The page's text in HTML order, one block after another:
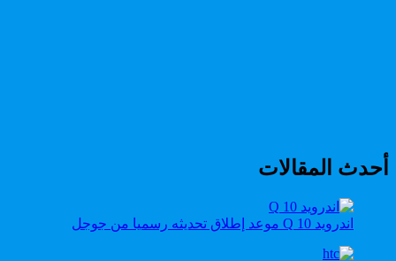
أحدث المقالات
اندرويد 10 Q موعد إطلاق تحديثه رسميا من جوجل